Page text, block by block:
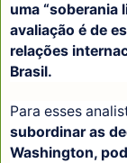
uma “soberania
avaliação é de
relações
Brasil.
Para esses
subordinar as
Washington,